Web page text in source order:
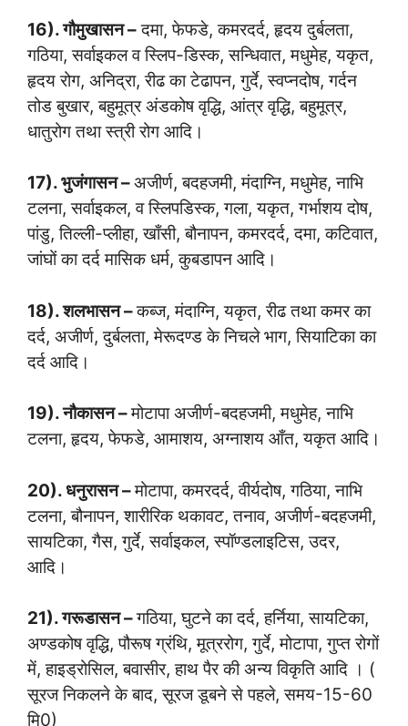
16). गौमुखासन –दमा, फेफडे, कमरदर्द, हृदय दुर्बलता,
गठिया, सर्वाइकल व स्लिप-डिस्क, सन्धिवात, मधुमेह, यकृत,
हृदय रोग, अनिद्रा, रीढ का टेढापन, गुर्दे, स्वप्नदोष, गर्दन
तोड बुखार, बहुमूत्र अंडकोष वृद्धि, आंत्र वृद्धि, बहुमूत्र,
धातुरोग तथा स्त्री रोग आदि।
17). भुजंगासन –अजीर्ण, बदहजमी, मंदाग्नि, मधुमेह, नाभि
टलना, सर्वाइकल, व स्लिपडिस्क, गला, यकृत, गर्भाशय दोष,
पांडु, तिल्ली-प्लीहा, खाँसी, बौनापन, कमरदर्द, दमा, कटिवात,
जांघों का दर्द मासिक धर्म, कुबडापन आदि।
18). शलभासन –कब्ज, मंदाग्नि, यकृत, रीढ तथा कमर का
दर्द, अजीर्ण, दुर्बलता, मेरूदण्ड के निचले भाग, सियाटिका का
दर्द आदि।
19). नौकासन –मोटापा अजीर्ण-बदहजमी, मधुमेह, नाभि
टलना, हृदय, फेफडे, आमाशय, अग्नाशय आँत, यकृत आदि।
20). धनुरासन –मोटापा, कमरदर्द, वीर्यदोष, गठिया, नाभि
टलना, बौनापन, शारीरिक थकावट, तनाव, अजीर्ण-बदहजमी,
सायटिका, गैस, गुर्दे, सर्वाइकल, स्पॉण्डलाइटिस, उदर,
आदि।
21). गरूडासन –गठिया, घुटने का दर्द, हर्निया, सायटिका,
अण्डकोष वृद्धि, पौरूष ग्रंथि, मूत्ररोग, गुर्दे, मोटापा, गुप्त रोगों
में, हाइड्रोसिल, बवासीर, हाथ पैर की अन्य विकृति आदि । (
सूरज निकलने के बाद, सूरज डूबने से पहले, समय-15-60
मि0)